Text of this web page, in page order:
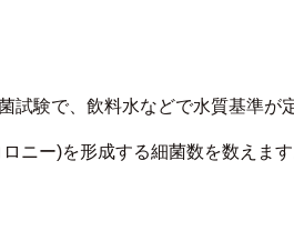
試験で、飲料水などで水質基準が
ニー)を形成する細菌数を数えます